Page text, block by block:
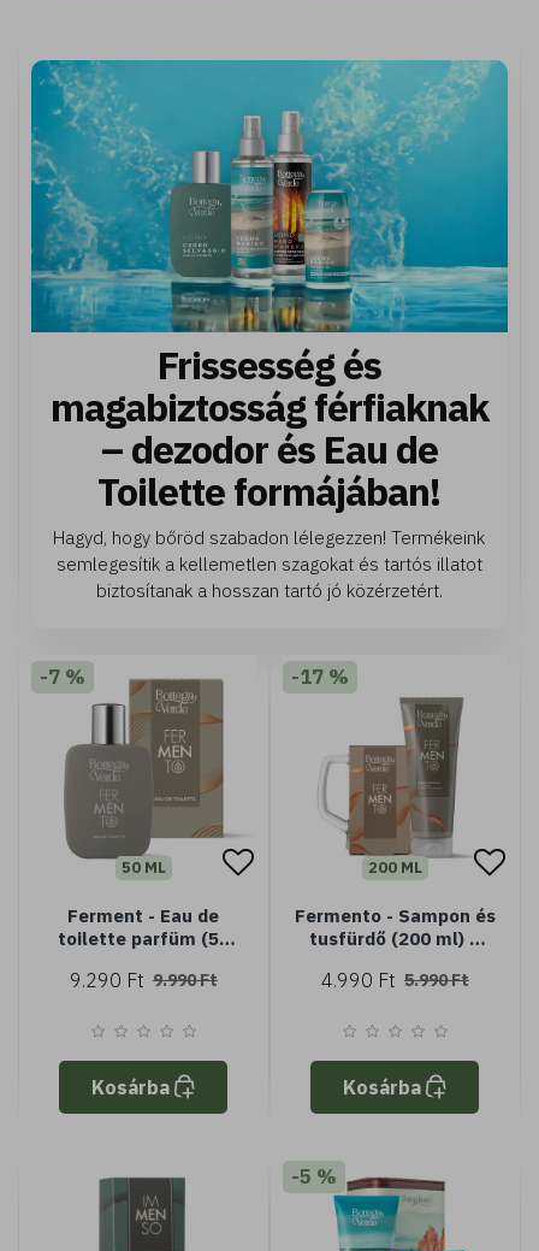
Frissesség és
magabiztosság férfiaknak
– dezodor és Eau de
Toilette formájában!
Hagyd, hogy bőröd szabadon lélegezzen! Termékeink
semlegesítik a kellemetlen szagokat és tartós illatot
biztosítanak a hosszan tartó jó közérzetért.
-7 %
50 ML
Ferment - Eau de
toilette parfüm (50
9.290 Ft 9.990 Ft
Kosárba
-17 %
200 ML
Fermento - Sampon és
tusfürdő (200 ml) +
4.990 Ft 5.990 Ft
Kosárba
-5 %